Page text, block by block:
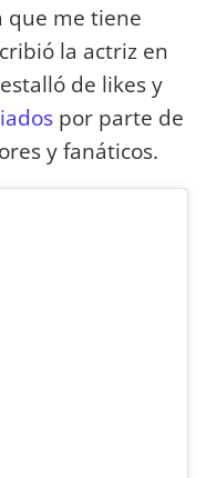
que me tiene
la actriz en
de likes y
por parte de
y fanáticos.